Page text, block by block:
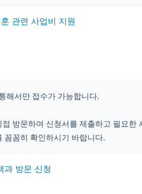
관련 사업비 지원
해서만 접수가 가능합니다.
방문하여 신청서를 제출하고 필요한
꼼꼼히 확인하시기 바랍니다.
과 방문 신청